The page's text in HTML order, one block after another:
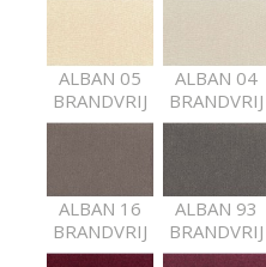
ALBAN 05
BRANDVRIJ
ALBAN 04
BRANDVRIJ
ALBAN 16
BRANDVRIJ
ALBAN 93
BRANDVRIJ